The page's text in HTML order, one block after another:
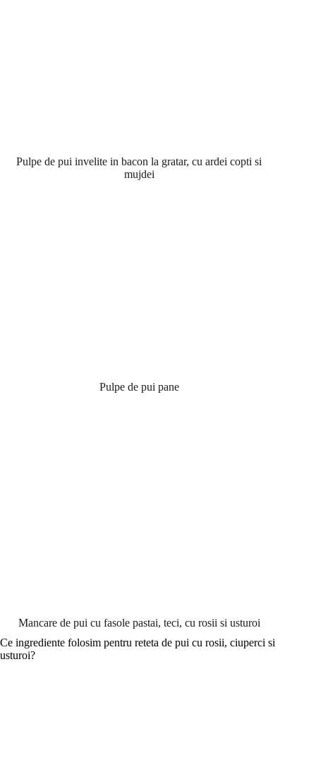
Pulpe de pui invelite in bacon la gratar, cu ardei copti si
mujdei
Pulpe de pui pane
Mancare de pui cu fasole pastai, teci, cu rosii si usturoi
Ce ingrediente folosim pentru reteta de pui cu rosii, ciuperci si
usturoi?